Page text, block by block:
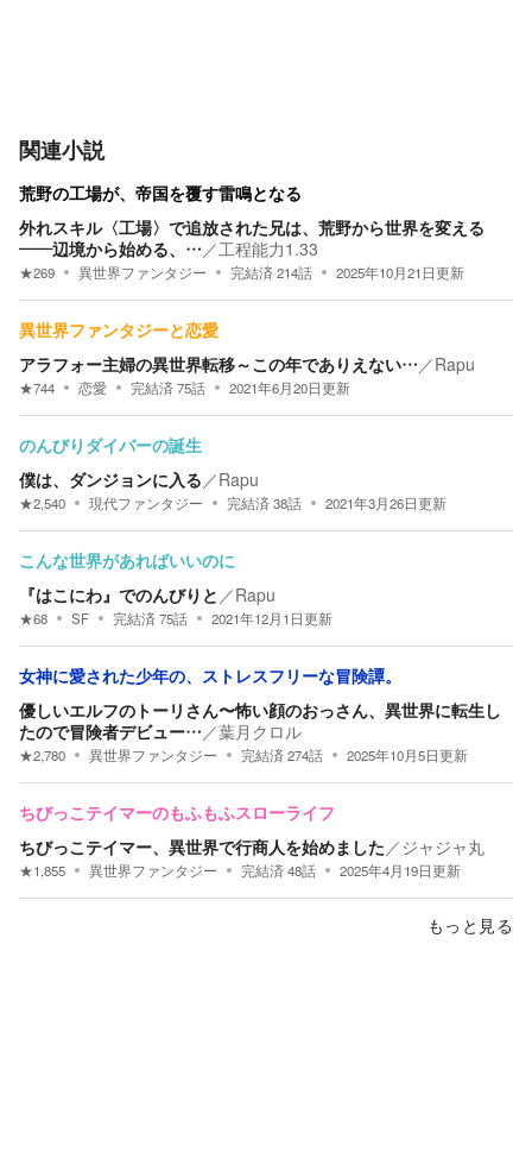
関連小説
荒野の工場が、帝国を覆す雷鳴となる
外れスキル〈工場〉で追放された兄は、荒野から世界を変える
――辺境から始める、… ／工程能力1.33
★269 異世界ファンタジー 完結済214話 2025年10月21日更新
異世界ファンタジーと恋愛
アラフォー主婦の異世界転移～この年でありえない… ／Rapu
★744 恋愛 完結済75話 2021年6月20日更新
のんびりダイバーの誕生
僕は、ダンジョンに入る ／Rapu
★2,540 現代ファンタジー 完結済38話 2021年3月26日更新
こんな世界があればいいのに
『はこにわ』でのんびりと ／Rapu
★68 SF 完結済75話 2021年12月1日更新
女神に愛された少年の、ストレスフリーな冒険譚。
優しいエルフのトーリさん〜怖い顔のおっさん、異世界に転生し
たので冒険者デビュー… ／葉月クロル
★2,780 異世界ファンタジー 完結済274話 2025年10月5日更新
ちびっこテイマーのもふもふスローライフ
ちびっこテイマー、異世界で行商人を始めました ／ジャジャ丸
★1,855 異世界ファンタジー 完結済48話 2025年4月19日更新
もっと見る